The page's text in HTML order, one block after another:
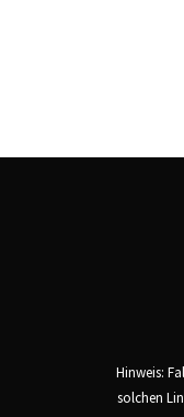
Hinweis:
solchen